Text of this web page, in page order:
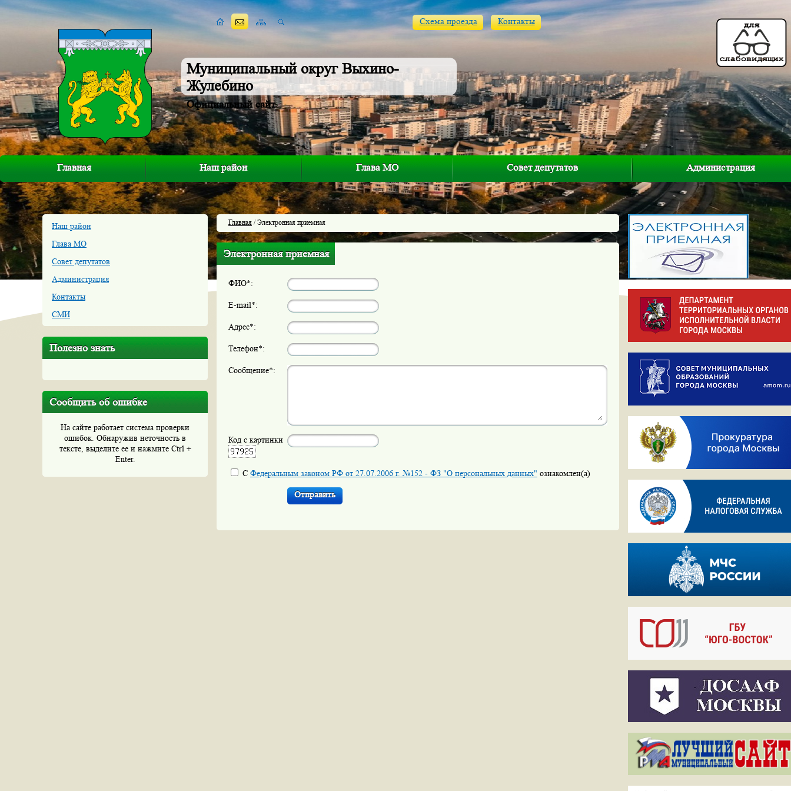
Муниципальный округ Выхино-
Жулебино
Официальный сайт
Схема проезда Контакты
Главная Наш район Глава МО Совет депутатов Администрация
Наш район
Глава МО
Совет депутатов
Администрация
Контакты
СМИ
Полезно знать
Сообщить об ошибке
На сайте работает система проверки
ошибок. Обнаружив неточность в
тексте, выделите ее и нажмите Ctrl +
Enter.
Главная / Электронная приемная
Электронная приемная
ФИО*:
E-mail*:
Адрес*:
Телефон*:
Сообщение*:
Код с картинки
С Федеральным законом РФ от 27.07.2006 г. №152 - ФЗ "О персональных данных" ознакомлен(а)
Отправить